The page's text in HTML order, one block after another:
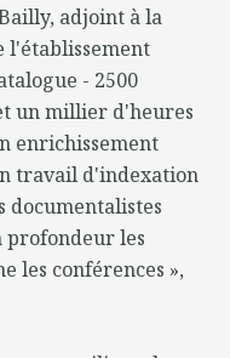
adjoint à la
l'établissement
- 2500
un millier d'heures
enrichissement
travail d'indexation
documentalistes
profondeur les
les conférences »,